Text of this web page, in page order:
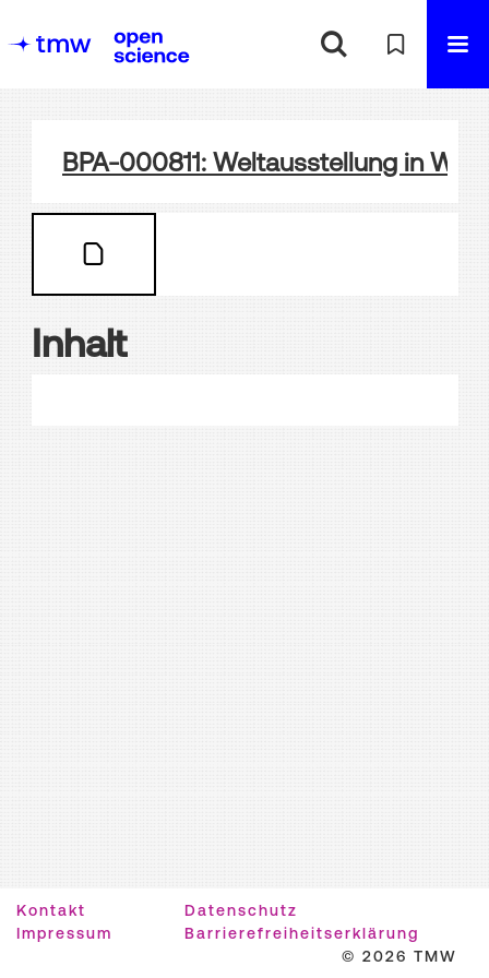
BPA-000811: Weltausstellung in
Inhalt
Kontakt
Datenschutz
Impressum
Barrierefreiheitserklärung
© 2026 TMW